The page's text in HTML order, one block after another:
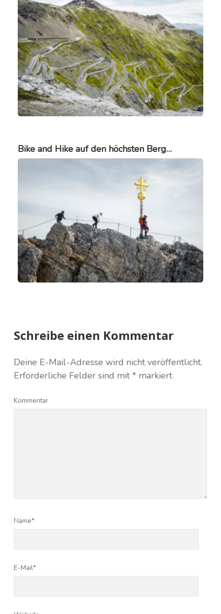
Bike and Hike auf den höchsten Berg…
Schreibe einen Kommentar
Deine E-Mail-Adresse wird nicht veröffentlicht.
Erforderliche Felder sind mit* markiert
Kommentar
Name*
E-Mail*